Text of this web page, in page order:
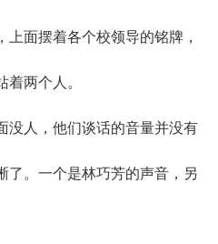
面摆着各个校领导的铭牌，
两个人。
人，他们谈话的音量并没有
了。一个是林巧芳的声音，另